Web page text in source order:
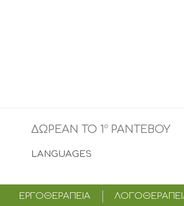
ΔΩΡΕΑΝ ΤΟ 1 o ΡΑΝΤΕΒΟΥ
LANGUAGES
ΕΡΓΟΘΕΡΑΠΕΙΑ